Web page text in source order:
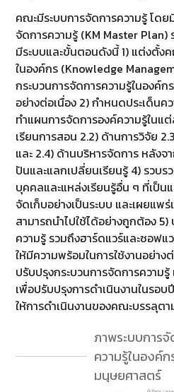
คณะมีระบบการจัดการความรู้ โด
จัดการความรู้ (KM Master Plan)
มีระบบและขั้นตอนดังนี้ 1) แต่งตั้ง
ในองค์กร (Knowledge
กระบวนการจัดการความรู้ในองค์
อย่างต่อเนื่อง 2) กำหนดประเด็นค
ทำแผนการจัดการองค์ความรู้ในแ
เรียนการสอน 2.2) ด้านการวิจัย
และ 2.4) ด้านบริหารจัดการ หลัง
ปันและแลกเปลี่ยนเรียนรู้ 4) รวบ
บุคคลและแหล่งเรียนรู้อื่น ๆ ที่เป็
จัดเก็บอย่างเป็นระบบ และเผยแ
สามารถนำไปใช้ได้อย่างถูกต้อง 5)
ความรู้ รวมถึงฮาร์ดแวร์และซอฟ
ให้มีความพร้อมในการใช้งานอย่าง
ปรับปรุงกระบวนการจัดการความ
เพื่อปรับปรุงการดำเนินงานในรอ
ให้การดำเนินงานของคณะบรรลุต
ภาพระบบการจั
ความรู้ในองค์
มนุษยศาสตร์